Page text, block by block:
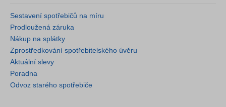
Sestavení spotřebičů na míru
Prodloužená záruka
Nákup na splátky
Zprostředkování spotřebitelského úvěru
Aktuální slevy
Poradna
Odvoz starého spotřebiče